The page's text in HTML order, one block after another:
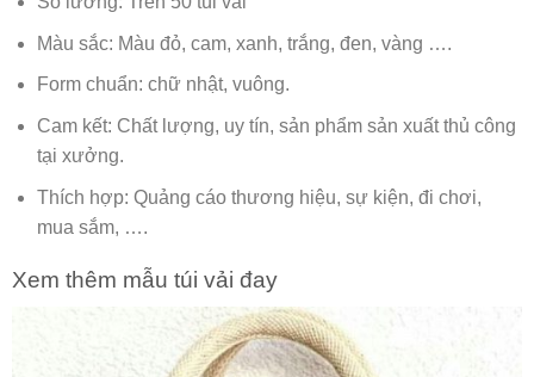
Màu sắc: Màu đỏ, cam, xanh, trắng, đen, vàng ….
Form chuẩn: chữ nhật, vuông.
Cam kết: Chất lượng, uy tín, sản phẩm sản xuất thủ công
tại xưởng.
Thích hợp: Quảng cáo thương hiệu, sự kiện, đi chơi,
mua sắm, ….
Xem thêm mẫu túi vải đay